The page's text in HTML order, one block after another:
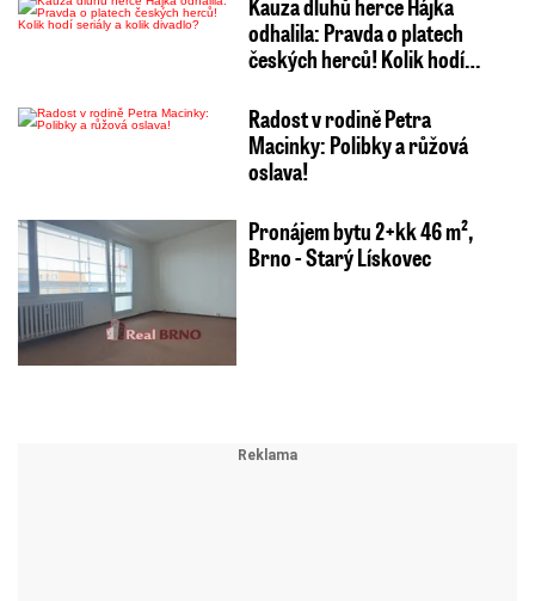
odhalila: Pravda o platech
českých herců! Kolik hodí…
Radost v rodině Petra
Macinky: Polibky a růžová
oslava!
Pronájem bytu 2+kk 46 m²,
Brno - Starý Lískovec